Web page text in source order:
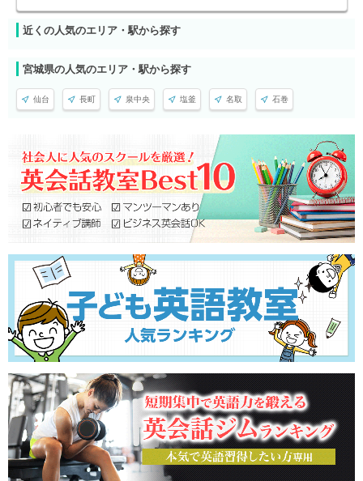
近くの人気のエリア・駅から探す
宮城県の人気のエリア・駅から探す
仙台 長町 泉中央 塩釜 名取 石巻